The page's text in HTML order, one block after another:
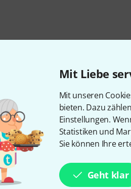
Mit Liebe
Mit unseren
bieten. Dazu
Einstellungen.
Statistiken und
Sie können Ihre
Geht klar